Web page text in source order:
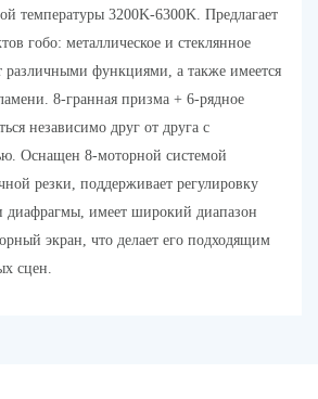
температуры 3200K-6300K. Предлагает
гобо: металлическое и стеклянное
различными функциями, а также имеется
8-гранная призма + 6-рядное
независимо друг от друга с
Оснащен 8-моторной системой
резки, поддерживает регулировку
диафрагмы, имеет широкий диапазон
экран, что делает его подходящим
сцен.